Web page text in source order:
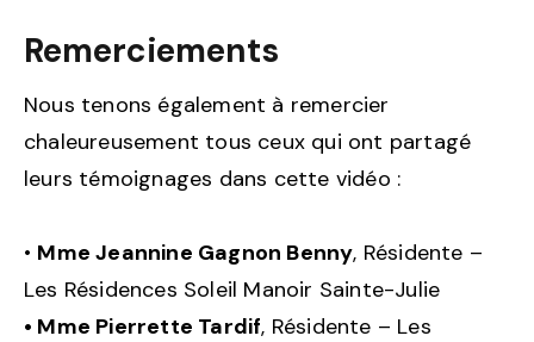
Remerciements
Nous tenons également à remercier
chaleureusement tous ceux qui ont partagé
leurs témoignages dans cette vidéo :
• Mme Jeannine Gagnon Benny, Résidente –
Les Résidences Soleil Manoir Sainte-Julie
• Mme Pierrette Tardif, Résidente – Les